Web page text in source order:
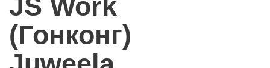
JS Work
(Гонконг)